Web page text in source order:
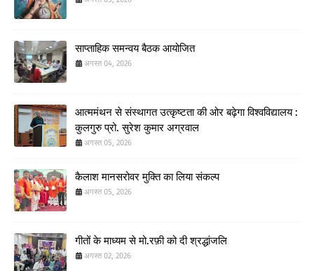
साप्ताहिक समन्वय बैठक आयोजित
अगस्त 04, 2026
आत्ममंथन से संस्थागत उत्कृष्टता की ओर बढ़ेगा विश्वविद्यालय :
कुलगुरु प्रो. सुरेश कुमार अग्रवाल
अगस्त 05, 2026
कैलाश मानसरोवर मुक्ति का लिया संकल्प
अगस्त 05, 2026
गीतों के माध्यम से मो.रफ़ी को दी श्रद्धांजलि
अगस्त 02, 2026